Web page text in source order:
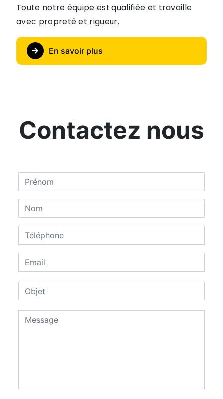
Toute notre équipe est qualifiée et travaille
avec propreté et rigueur.
En savoir plus
Contactez nous